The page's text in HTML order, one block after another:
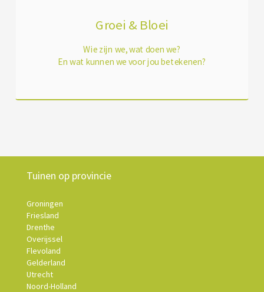
Groei & Bloei
Wie zijn we, wat doen we?
En wat kunnen we voor jou betekenen?
Tuinen op provincie
Groningen
Friesland
Drenthe
Overijssel
Flevoland
Gelderland
Utrecht
Noord-Holland